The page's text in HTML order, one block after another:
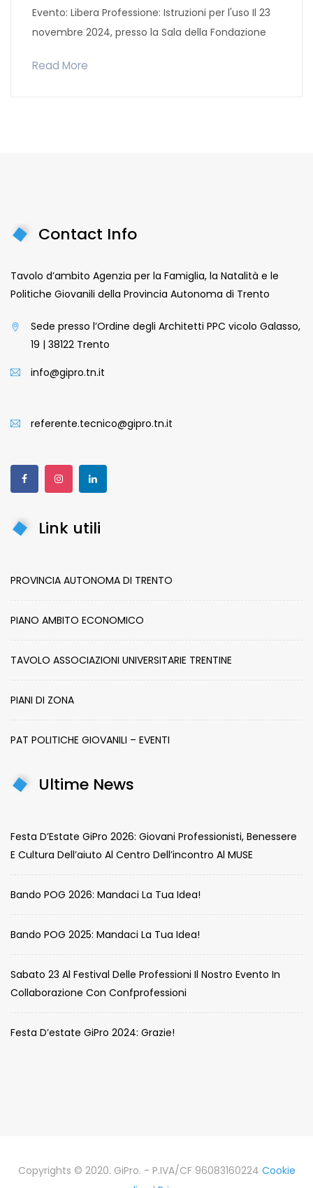
Evento: Libera Professione: Istruzioni per l'uso Il 23
novembre 2024, presso la Sala della Fondazione
Read More
Contact Info
Tavolo d’ambito Agenzia per la Famiglia, la Natalità e le
Politiche Giovanili della Provincia Autonoma di Trento
Sede presso l’Ordine degli Architetti PPC vicolo Galasso,
19 | 38122 Trento
info@gipro.tn.it
referente.tecnico@gipro.tn.it
Link utili
PROVINCIA AUTONOMA DI TRENTO
PIANO AMBITO ECONOMICO
TAVOLO ASSOCIAZIONI UNIVERSITARIE TRENTINE
PIANI DI ZONA
PAT POLITICHE GIOVANILI – EVENTI
Ultime News
Festa D’Estate GiPro 2026: Giovani Professionisti, Benessere
E Cultura Dell’aiuto Al Centro Dell’incontro Al MUSE
Bando POG 2026: Mandaci La Tua Idea!
Bando POG 2025: Mandaci La Tua Idea!
Sabato 23 Al Festival Delle Professioni Il Nostro Evento In
Collaborazione Con Confprofessioni
Festa D’estate GiPro 2024: Grazie!
Copyrights © 2020. GiPro. - P.IVA/CF 96083160224 Cookie